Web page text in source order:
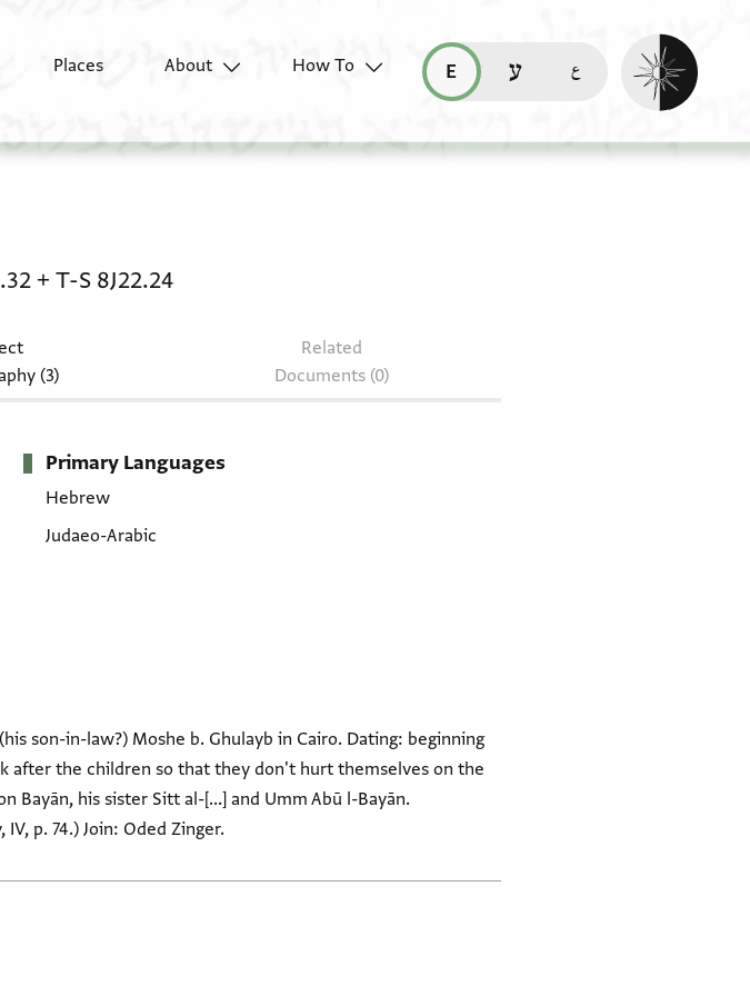
Places About
How To
read this page in English (en)
קריאת העמוד ב-עברית (he)
Enable dark
+ T-S 8J22.24
(3)
Related
Documents (0)
Primary Languages
Hebrew
Judaeo-Arabic
son-in-law?) Moshe b. Ghulayb in Cairo. Dating: beginning
after the children so that they don't hurt themselves on the
Bayān, his sister Sitt al-[...] and Umm Abū l-Bayān.
p. 74.) Join: Oded Zinger.